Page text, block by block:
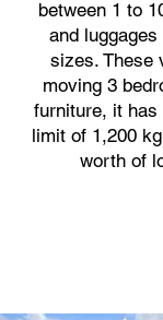
between 1 to
and
sizes. These
moving 3
furniture, it has
limit of 1,200
worth of